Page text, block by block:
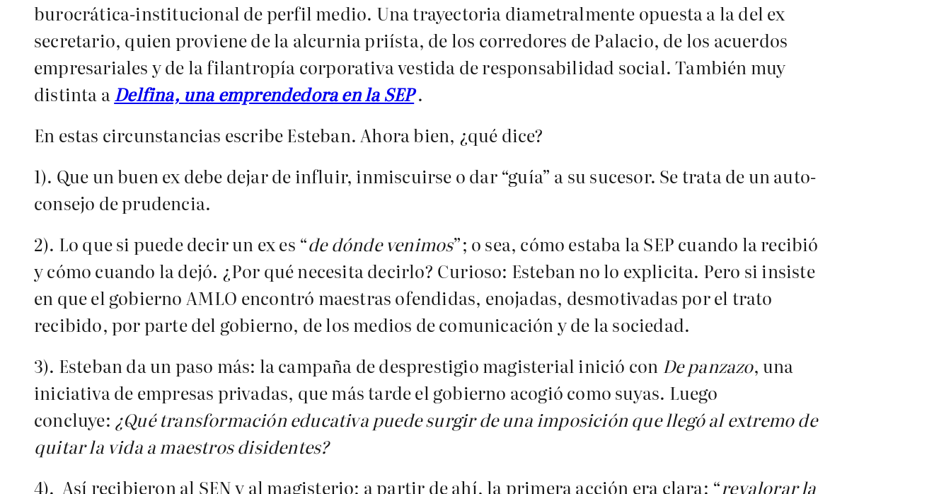
burocrática-institucional de perfil medio. Una trayectoria diametralmente opuesta a la del ex
secretario, quien proviene de la alcurnia priísta, de los corredores de Palacio, de los acuerdos
empresariales y de la filantropía corporativa vestida de responsabilidad social. También muy
distinta aDelfina, una emprendedora en la SEP.
En estas circunstancias escribe Esteban. Ahora bien, ¿qué dice?
1). Que un buen ex debe dejar de influir, inmiscuirse o dar “guía” a su sucesor. Se trata de un auto-
consejo de prudencia.
2). Lo que si puede decir un ex es “de dónde venimos”; o sea, cómo estaba la SEP cuando la recibió
y cómo cuando la dejó. ¿Por qué necesita decirlo? Curioso: Esteban no lo explicita. Pero si insiste
en que el gobierno AMLO encontró maestras ofendidas, enojadas, desmotivadas por el trato
recibido, por parte del gobierno, de los medios de comunicación y de la sociedad.
3). Esteban da un paso más: la campaña de desprestigio magisterial inició con De panzazo, una
iniciativa de empresas privadas, que más tarde el gobierno acogió como suyas. Luego
concluye: ¿Qué transformación educativa puede surgir de una imposición que llegó al extremo de
quitar la vida a maestros disidentes?
4). Así recibieron al SEN y al magisterio; a partir de ahí, la primera acción era clara: “revalorar la